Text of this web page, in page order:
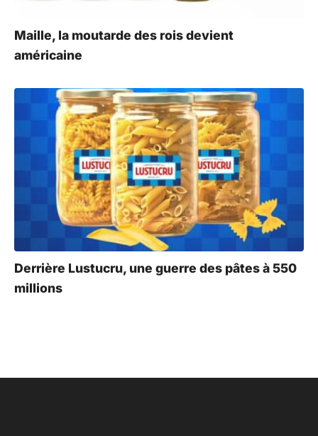
Maille, la moutarde des rois devient
américaine
Derrière Lustucru, une guerre des pâtes à 550
millions